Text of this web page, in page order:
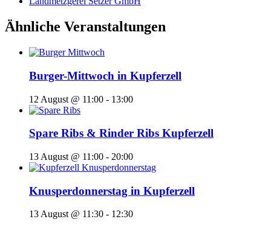
Ähnliche Veranstaltungen
Burger-Mittwoch in Kupferzell
12 August @ 11:00 - 13:00
Spare Ribs & Rinder Ribs Kupferzell
13 August @ 11:00 - 20:00
Knusperdonnerstag in Kupferzell
13 August @ 11:30 - 12:30